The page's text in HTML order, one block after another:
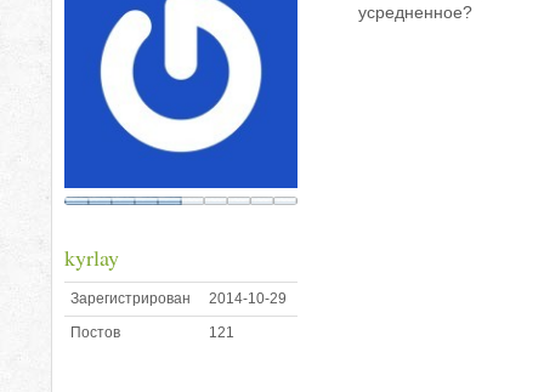
kyrlay
Зарегистрирован
2014-10-29
Постов
121
усредненное?